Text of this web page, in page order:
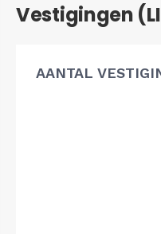
Vestigingen
AANTAL